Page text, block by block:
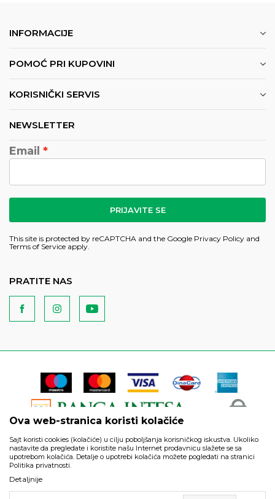
INFORMACIJE
POMOĆ PRI KUPOVINI
KORISNIČKI SERVIS
NEWSLETTER
Email
PRIJAVITE SE
This site is protected by reCAPTCHA and the Google Privacy Policy and
Terms of Service apply.
PRATITE NAS
artikli prikazani na sajtu su deo naše ponude i ne podrazumeva
da su dostupni u svakom trenutku.
Ova web-stranica koristi kolačiće
Sajt koristi cookies (kolačiće) u cilju poboljšanja korisničkog iskustva. Ukoliko
nastavite da pregledate i koristite našu Internet prodavnicu slažete se sa
upotrebom kolačića. Detalje o upotrebi kolačića možete pogledati na stranici
Politika privatnosti.
Detaljnije